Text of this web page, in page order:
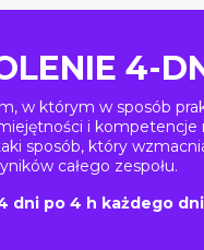
4-
w którym w sposób
i kompetencje
sposób, który
całego zespołu.
dni po 4 h każdego